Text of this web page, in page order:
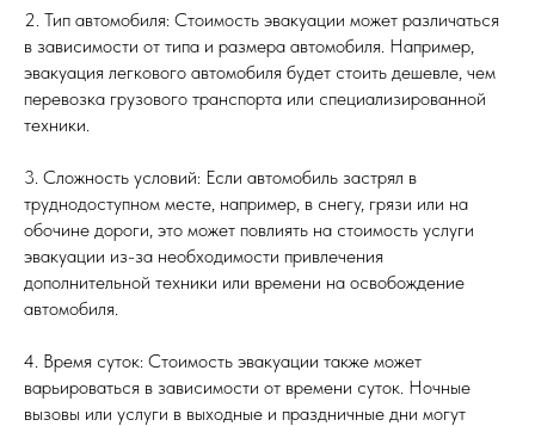
2. Тип автомобиля: Стоимость эвакуации может различаться
в зависимости от типа и размера автомобиля. Например,
эвакуация легкового автомобиля будет стоить дешевле, чем
перевозка грузового транспорта или специализированной
техники.
3. Сложность условий: Если автомобиль застрял в
труднодоступном месте, например, в снегу, грязи или на
обочине дороги, это может повлиять на стоимость услуги
эвакуации из-за необходимости привлечения
дополнительной техники или времени на освобождение
автомобиля.
4. Время суток: Стоимость эвакуации также может
варьироваться в зависимости от времени суток. Ночные
вызовы или услуги в выходные и праздничные дни могут